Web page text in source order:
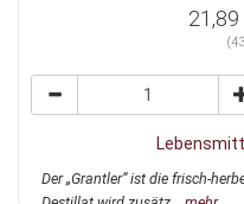
21,89
Der „Grantler“ ist die frisch-